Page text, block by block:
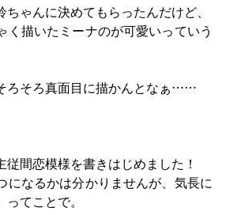
ちゃんに決めてもらったんだけど、
く描いたミーナのが可愛いっていう
ろそろ真面目に描かんとなぁ……
従間恋模様を書きはじめました！
になるかは分かりませんが、気長に
てことで。